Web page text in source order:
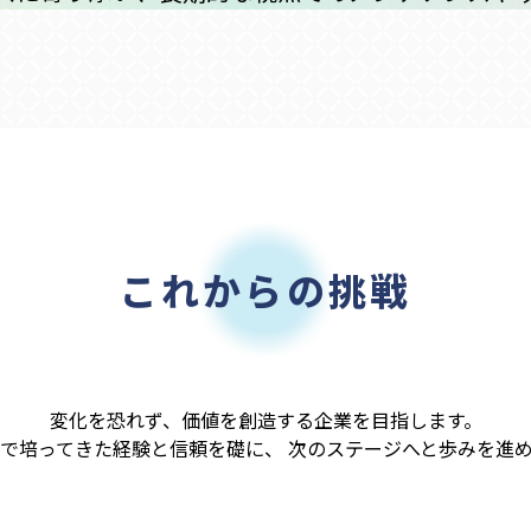
これからの挑戦
変化を恐れず、価値を創造する企業を目指します。
培ってきた経験と信頼を礎に、 次のステージへと歩みを進